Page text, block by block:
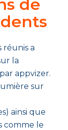
de
réunis a
la
appvizer.
sur
ainsi que
comme le